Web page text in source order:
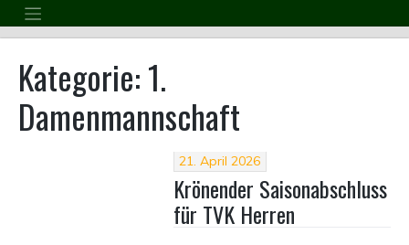
to
content
Kategorie:1.
Damenmannschaft
21. April 2026
Krönender Saisonabschluss
für TVK Herren